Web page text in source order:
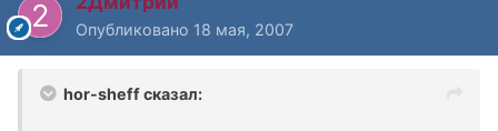
Опубликовано 18 мая, 2007
hor-sheff сказал: